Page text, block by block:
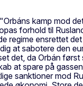
kamp mod
forhold til
regime ensrettet
at sabotere den
det, da Orbán
at spare på
sanktioner mod